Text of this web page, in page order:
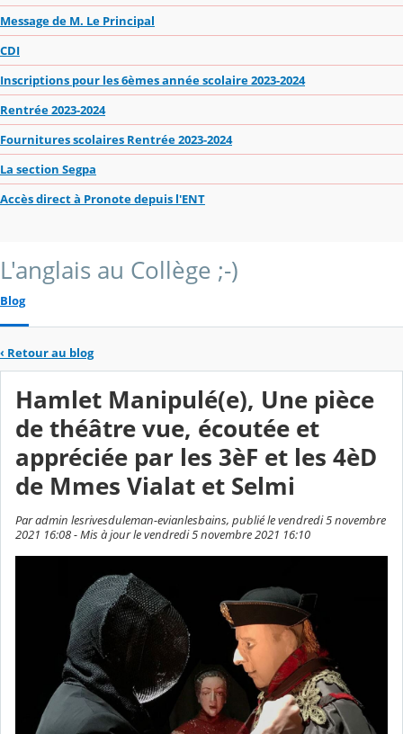
Message de M. Le Principal
CDI
Inscriptions pour les 6èmes année scolaire 2023-2024
Rentrée 2023-2024
Fournitures scolaires Rentrée 2023-2024
La section Segpa
Accès direct à Pronote depuis l'ENT
L'anglais au Collège ;-)
Blog
‹ Retour au blog
Hamlet Manipulé(e), Une pièce
de théâtre vue, écoutée et
appréciée par les 3èF et les 4èD
de Mmes Vialat et Selmi
Par admin lesrivesduleman-evianlesbains, publié le vendredi 5 novembre
2021 16:08 - Mis à jour le vendredi 5 novembre 2021 16:10